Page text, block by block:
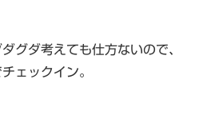
グダ考えても仕方ないので、
ェックイン。